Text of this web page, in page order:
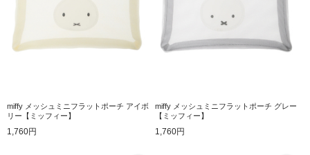
miffy メッシュミニフラットポーチ アイボ
リー【ミッフィー】
1,760円
miffy メッシュミニフラットポーチ グレー
【ミッフィー】
1,760円